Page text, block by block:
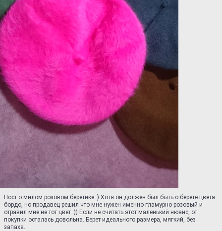
Пост о милом розовом беретике :) Хотя он должен был быть о берете цвета
бордо, но продавец решил что мне нужен именно гламурно-розовый и
отравил мне не тот цвет :)) Если не считать этот маленький нюанс, от
покупки осталась довольна. Берет идеального размера, мягкий, без
запаха.